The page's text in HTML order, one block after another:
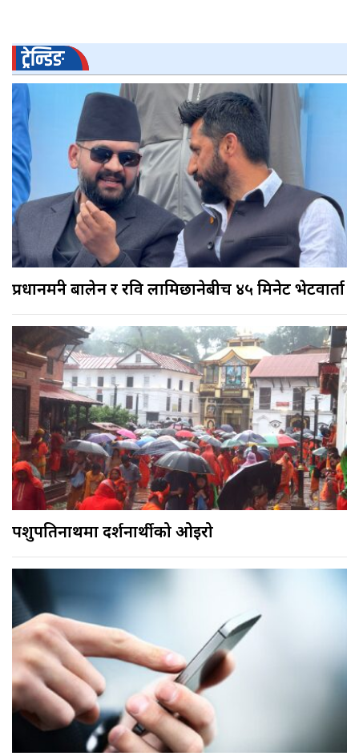
ट्रेन्डिङ
प्रधानमन्त्री बालेन र रवि लामिछानेबीच ४५ मिनेट भेटवार्ता
पशुपतिनाथमा दर्शनार्थीको ओइरो